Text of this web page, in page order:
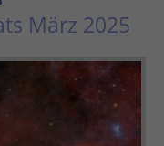
März 2025